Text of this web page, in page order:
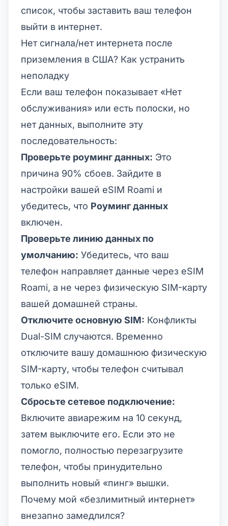
список, чтобы заставить ваш телефон
выйти в интернет.
Нет сигнала/нет интернета после
приземления в США? Как устранить
неполадку
Если ваш телефон показывает «Нет
обслуживания» или есть полоски, но
нет данных, выполните эту
последовательность:
Проверьте роуминг данных: Это
причина 90% сбоев. Зайдите в
настройки вашей eSIM Roami и
убедитесь, что Роуминг данных
включен.
Проверьте линию данных по
умолчанию: Убедитесь, что ваш
телефон направляет данные через eSIM
Roami, а не через физическую SIM-карту
вашей домашней страны.
Отключите основную SIM: Конфликты
Dual-SIM случаются. Временно
отключите вашу домашнюю физическую
SIM-карту, чтобы телефон считывал
только eSIM.
Сбросьте сетевое подключение:
Включите авиарежим на 10 секунд,
затем выключите его. Если это не
помогло, полностью перезагрузите
телефон, чтобы принудительно
выполнить новый «пинг» вышки.
Почему мой «безлимитный интернет»
внезапно замедлился?